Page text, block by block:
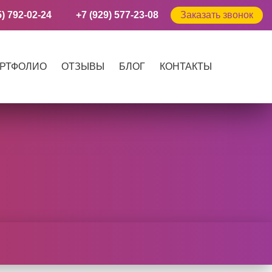
792-02-24 +7 (929) 577-23-08 Заказать звонок
ОТЗЫВЫ БЛОГ КОНТАКТЫ